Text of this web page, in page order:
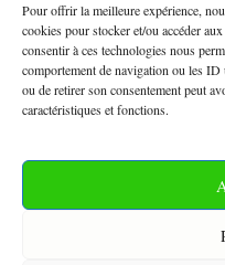
Pour offrir la meilleure expérience,
cookies pour stocker et/ou accéder
consentir à ces technologies nous
comportement de navigation ou les
ou de retirer son consentement peut
caractéristiques et fonctions.
Finaldées EURL
Siège social : 13
Nous contacter
Conditions Générales
Politique de